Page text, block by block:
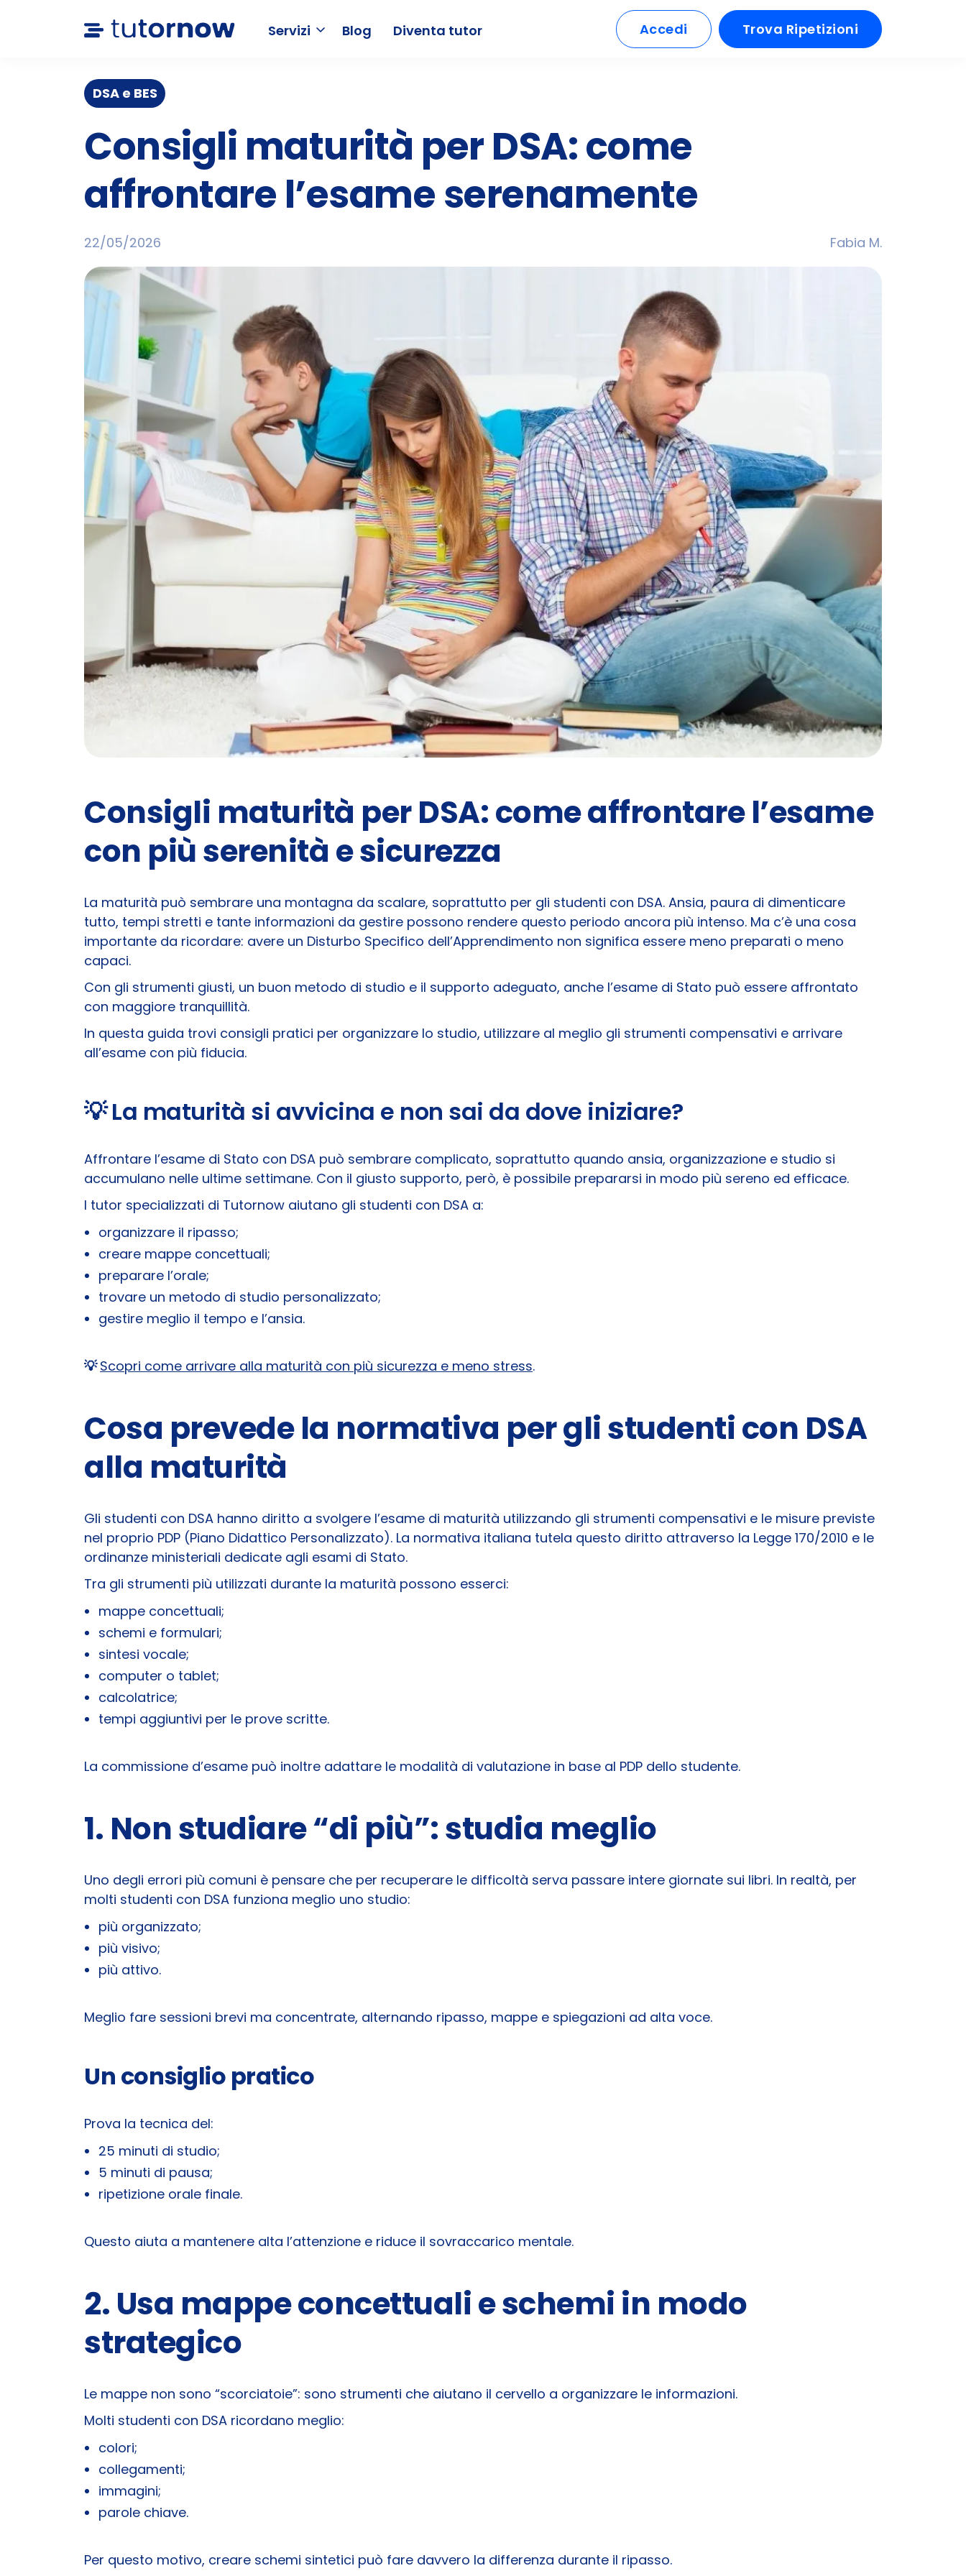
Servizi Blog Diventa tutor Accedi Trova Ripetizioni
DSA e BES
Consigli maturità per DSA: come
affrontare l’esame serenamente
22/05/2026 Fabia M.
Consigli maturità per DSA: come affrontare l’esame
con più serenità e sicurezza
La maturità può sembrare una montagna da scalare, soprattutto per gli studenti con DSA. Ansia, paura di dimenticare
tutto, tempi stretti e tante informazioni da gestire possono rendere questo periodo ancora più intenso. Ma c’è una cosa
importante da ricordare: avere un Disturbo Specifico dell’Apprendimento non significa essere meno preparati o meno
capaci.
Con gli strumenti giusti, un buon metodo di studio e il supporto adeguato, anche l’esame di Stato può essere affrontato
con maggiore tranquillità.
In questa guida trovi consigli pratici per organizzare lo studio, utilizzare al meglio gli strumenti compensativi e arrivare
all’esame con più fiducia.
💡La maturità si avvicina e non sai da dove iniziare?
Affrontare l’esame di Stato con DSA può sembrare complicato, soprattutto quando ansia, organizzazione e studio si
accumulano nelle ultime settimane. Con il giusto supporto, però, è possibile prepararsi in modo più sereno ed efficace.
I tutor specializzati di Tutornow aiutano gli studenti con DSA a:
organizzare il ripasso;
creare mappe concettuali;
preparare l’orale;
trovare un metodo di studio personalizzato;
gestire meglio il tempo e l’ansia.
💡Scopri come arrivare alla maturità con più sicurezza e meno stress.
Cosa prevede la normativa per gli studenti con DSA
alla maturità
Gli studenti con DSA hanno diritto a svolgere l’esame di maturità utilizzando gli strumenti compensativi e le misure previste
nel proprio PDP (Piano Didattico Personalizzato). La normativa italiana tutela questo diritto attraverso la Legge 170/2010 e le
ordinanze ministeriali dedicate agli esami di Stato.
Tra gli strumenti più utilizzati durante la maturità possono esserci:
mappe concettuali;
schemi e formulari;
sintesi vocale;
computer o tablet;
calcolatrice;
tempi aggiuntivi per le prove scritte.
La commissione d’esame può inoltre adattare le modalità di valutazione in base al PDP dello studente.
1. Non studiare “di più”: studia meglio
Uno degli errori più comuni è pensare che per recuperare le difficoltà serva passare intere giornate sui libri. In realtà, per
molti studenti con DSA funziona meglio uno studio:
più organizzato;
più visivo;
più attivo.
Meglio fare sessioni brevi ma concentrate, alternando ripasso, mappe e spiegazioni ad alta voce.
Un consiglio pratico
Prova la tecnica del:
25 minuti di studio;
5 minuti di pausa;
ripetizione orale finale.
Questo aiuta a mantenere alta l’attenzione e riduce il sovraccarico mentale.
2. Usa mappe concettuali e schemi in modo
strategico
Le mappe non sono “scorciatoie”: sono strumenti che aiutano il cervello a organizzare le informazioni.
Molti studenti con DSA ricordano meglio:
colori;
collegamenti;
immagini;
parole chiave.
Per questo motivo, creare schemi sintetici può fare davvero la differenza durante il ripasso.